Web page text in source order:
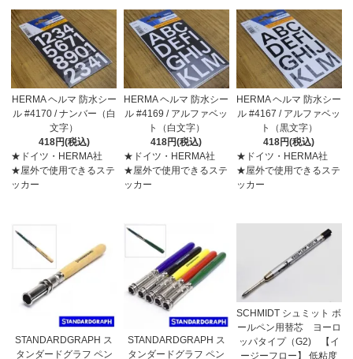
HERMA ヘルマ 防水シー
ル #4170 / ナンバー（白
文字）
418円(税込)
★ドイツ・HERMA社
★屋外で使用できるステ
ッカー
HERMA ヘルマ 防水シー
ル #4169 / アルファベッ
ト（白文字）
418円(税込)
★ドイツ・HERMA社
★屋外で使用できるステ
ッカー
HERMA ヘルマ 防水シー
ル #4167 / アルファベッ
ト（黒文字）
418円(税込)
★ドイツ・HERMA社
★屋外で使用できるステ
ッカー
STANDARDGRAPH ス
タンダードグラフ ペン
STANDARDGRAPH ス
タンダードグラフ ペン
SCHMIDT シュミット ボ
ールペン用替芯 ヨーロ
ッパタイプ（G2) 【イ
ージーフロー】 低粘度